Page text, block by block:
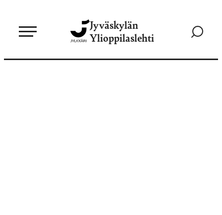
sisältöön
Jyväskylän
Ylioppilaslehti
Siirry